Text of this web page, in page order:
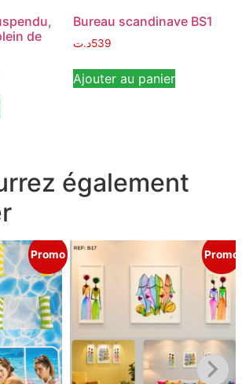
de
Bureau scandinave BS1
539د.ت
Ajouter au panier
également
Promo Promo